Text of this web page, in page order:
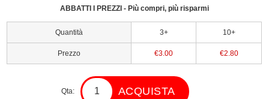
ABBATTI I PREZZI - Più compri, più risparmi
Quantità 3+ 10+
Prezzo €3.00 €2.80
Qta: ACQUISTA